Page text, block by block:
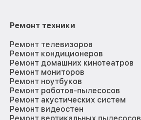
Ремонт техники
Ремонт телевизоров
Ремонт кондиционеров
Ремонт домашних кинотеатров
Ремонт мониторов
Ремонт ноутбуков
Ремонт роботов-пылесосов
Ремонт акустических систем
Ремонт видеостен
Ремонт вертикальных пылесосов